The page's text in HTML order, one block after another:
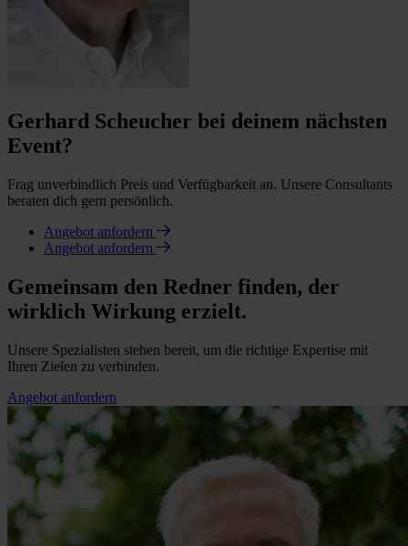
Gerhard Scheucher bei deinem nächsten
Event?
Frag unverbindlich Preis und Verfügbarkeit an. Unsere Consultants
beraten dich gern persönlich.
Angebot anfordern
Angebot anfordern
Gemeinsam den Redner finden, der
wirklich Wirkung erzielt.
Unsere Spezialisten stehen bereit, um die richtige Expertise mit
Ihren Zielen zu verbinden.
Angebot anfordern